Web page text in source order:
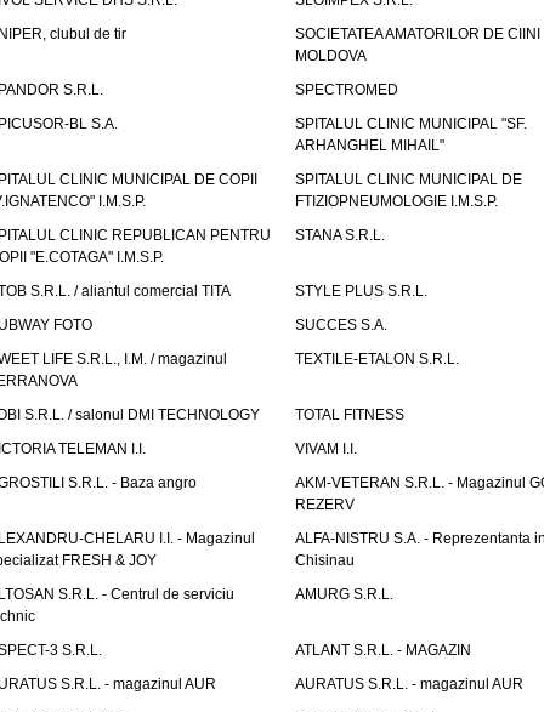
clubul de tir
SOCIETATEA AMATORILOR DE CIINI
MOLDOVA
S.R.L.
SPECTROMED
BL S.A.
SPITALUL CLINIC MUNICIPAL "SF.
ARHANGHEL MIHAIL"
CLINIC MUNICIPAL DE COPII
I.M.S.P.
SPITALUL CLINIC MUNICIPAL DE
FTIZIOPNEUMOLOGIE I.M.S.P.
CLINIC REPUBLICAN PENTRU
"E.COTAGA" I.M.S.P.
STANA S.R.L.
S.R.L. / aliantul comercial TITA
STYLE PLUS S.R.L.
FOTO
SUCCES S.A.
LIFE S.R.L., I.M. / magazinul
TEXTILE-ETALON S.R.L.
S.R.L. / salonul DMI TECHNOLOGY
TOTAL FITNESS
TELEMAN I.I.
VIVAM I.I.
S.R.L. - Baza angro
AKM-VETERAN S.R.L. - Magazinul
REZERV
CHELARU I.I. - Magazinul
FRESH & JOY
ALFA-NISTRU S.A. - Reprezentanta
Chisinau
S.R.L. - Centrul de serviciu
AMURG S.R.L.
3 S.R.L.
ATLANT S.R.L. - MAGAZIN
S.R.L. - magazinul AUR
AURATUS S.R.L. - magazinul AUR